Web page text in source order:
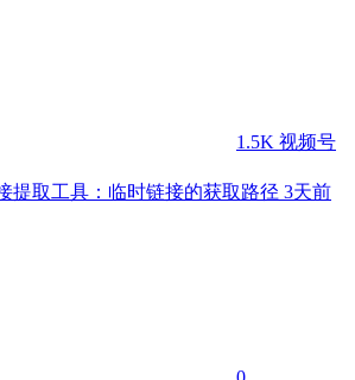
1.5K 视频号
提取工具：临时链接的获取路径 3天前